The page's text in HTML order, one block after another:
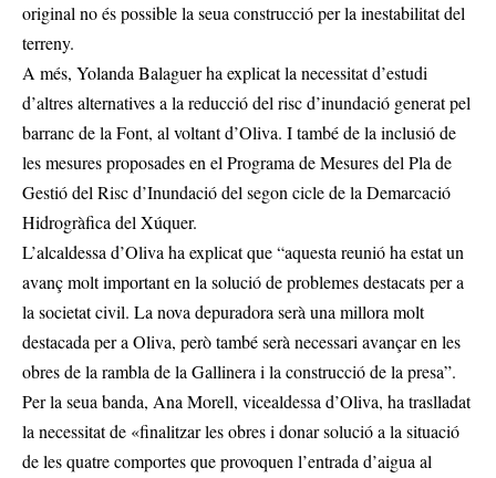
original no és possible la seua construcció per la inestabilitat del
terreny.
A més, Yolanda Balaguer ha explicat la necessitat d’estudi
d’altres alternatives a la reducció del risc d’inundació generat pel
barranc de la Font, al voltant d’Oliva. I també de la inclusió de
les mesures proposades en el Programa de Mesures del Pla de
Gestió del Risc d’Inundació del segon cicle de la Demarcació
Hidrogràfica del Xúquer.
L’alcaldessa d’Oliva ha explicat que “aquesta reunió ha estat un
avanç molt important en la solució de problemes destacats per a
la societat civil. La nova depuradora serà una millora molt
destacada per a Oliva, però també serà necessari avançar en les
obres de la rambla de la Gallinera i la construcció de la presa”.
Per la seua banda, Ana Morell, vicealdessa d’Oliva, ha traslladat
la necessitat de «finalitzar les obres i donar solució a la situació
de les quatre comportes que provoquen l’entrada d’aigua al